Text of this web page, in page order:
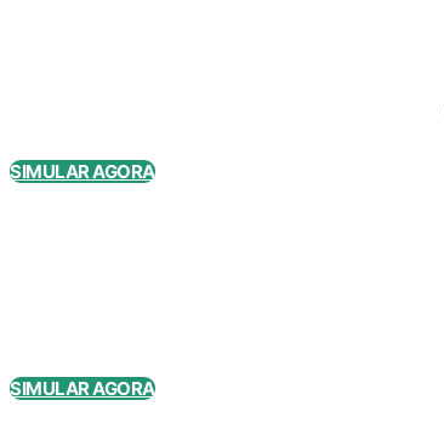
SIMULAR AGORA
SIMULAR AGORA